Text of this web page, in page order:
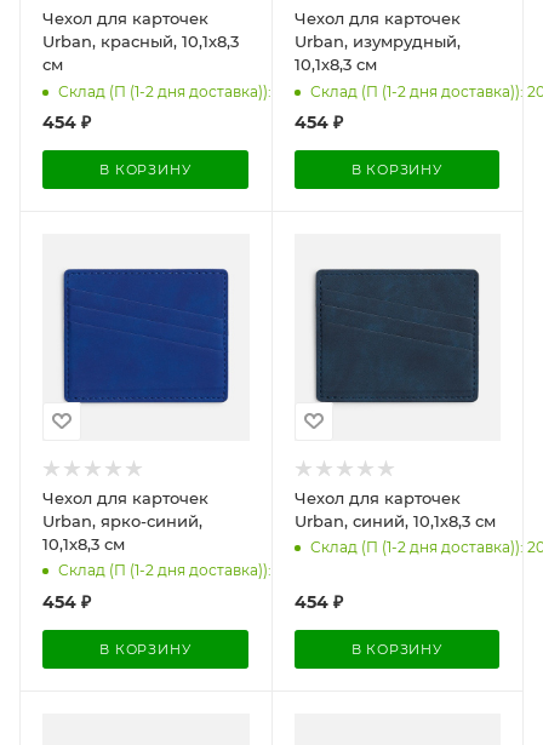
Чехол для карточек
Urban, красный, 10,1х8,3
см
Склад (П (1-2 дня доставка)): 200
454 ₽
В КОРЗИНУ
Чехол для карточек
Urban, изумрудный,
10,1х8,3 см
Склад (П (1-2 дня доставка)):
454₽
В КОРЗИНУ
Чехол для карточек
Urban, ярко-синий,
10,1х8,3 см
Склад (П (1-2 дня доставка)): 200
454 ₽
В КОРЗИНУ
Чехол для карточек
Urban, синий, 10,1х8,3 см
Склад (П (1-2 дня доставка)):
454₽
В КОРЗИНУ